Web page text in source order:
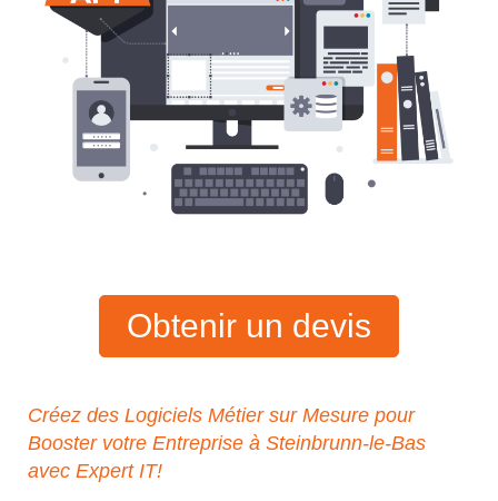
Obtenir un devis
Créez des Logiciels Métier sur Mesure pour
Booster votre Entreprise à Steinbrunn-le-Bas
avec Expert IT!